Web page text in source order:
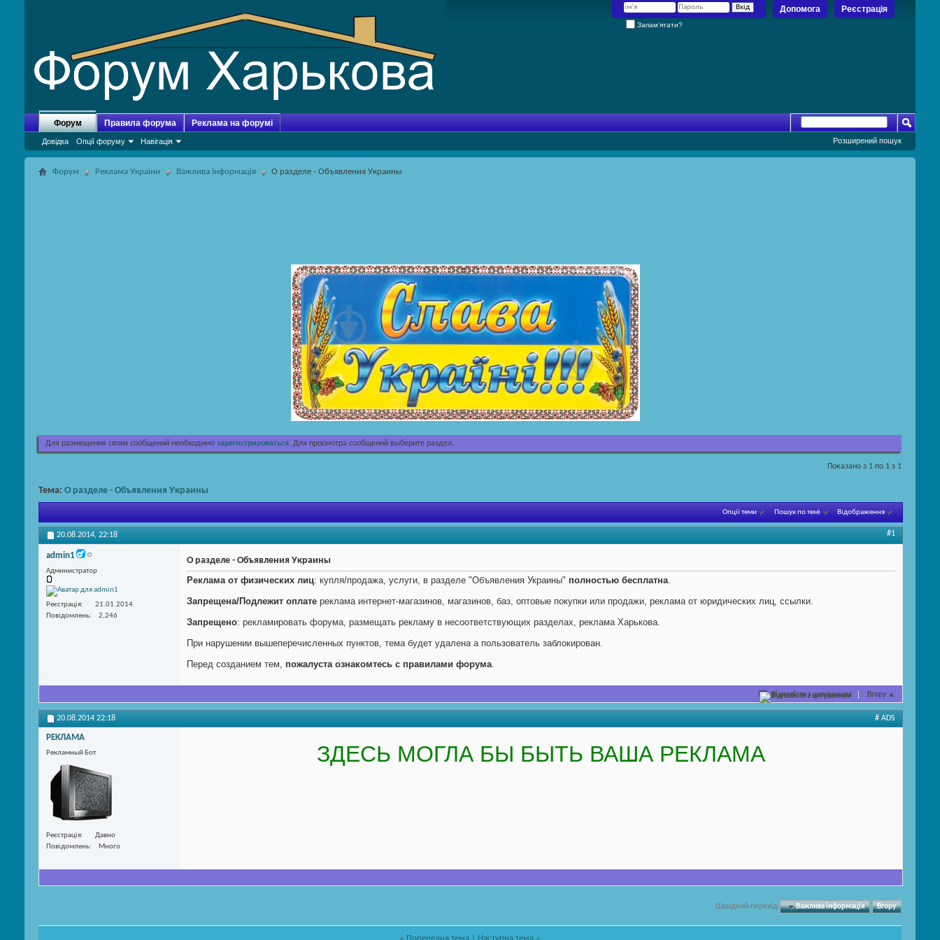
Реєстрація
Допомога
Запам’ятати?
Форум
Довідка Опції форуму Навігація
Правила форума Реклама на форумі
Розширений пошук
Форум Реклама України Важлива інформація О разделе - Объявления Украины
Для размещения своих сообщений необходимо зарегистрироваться. Для просмотра сообщений выберите раздел.
Показано з 1 по 1 з 1
Тема: О разделе - Объявления Украины
Опції теми Пошук по темі Відображення
20.08.2014, 22:18 #1
admin1
Администратор
Реєстрація
21.01.2014
Повідомлень
2,246
О разделе - Объявления Украины
Реклама от физических лиц: купля/продажа, услуги, в разделе "Объявления Украины" полностью бесплатна.
Запрещена/Подлежит оплате реклама интернет-магазинов, магазинов, баз, оптовые покупки или продажи, реклама от юридических лиц, ссылки.
Запрещено: рекламировать форума, размещать рекламу в несоответствующих разделах, реклама Харькова.
При нарушении вышеперечисленных пунктов, тема будет удалена а пользователь заблокирован.
Перед созданием тем, пожалуста ознакомтесь с правилами форума.
Відповісти з цитуванням Вгору ▲
20.08.2014 22:18 # ADS
РЕКЛАМА
Рекламный Бот
Реєстрація
Давно
Повідомлень
Много
ЗДЕСЬ МОГЛА БЫ БЫТЬ ВАША РЕКЛАМА
Швидкий перехід Важлива інформація Вгору